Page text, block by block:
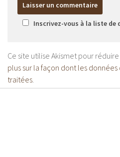
Inscrivez-vous à la liste de
Ce site utilise Akismet pour
plus sur la façon dont les
traitées.